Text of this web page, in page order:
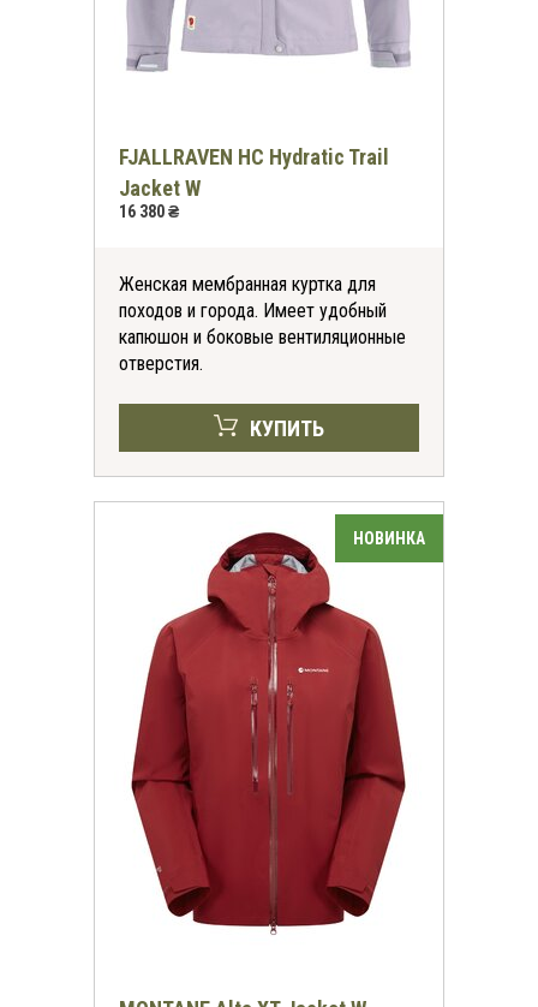
FJALLRAVEN HC Hydratic Trail
Jacket W
16 380 ₴
Женская мембранная куртка для
походов и города. Имеет удобный
капюшон и боковые вентиляционные
отверстия.
КУПИТЬ